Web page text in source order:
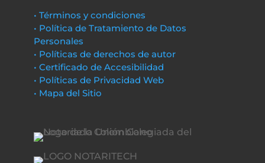
• Términos y condiciones
• Política de Tratamiento de Datos
Personales
• Políticas de derechos de autor
• Certificado de Accesibilidad
• Políticas de Privacidad Web
• Mapa del Sitio